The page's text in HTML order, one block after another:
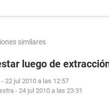
similares
luego de
- 22 jul 2010 a las 12:57
- 24 jul 2010 a las 23:31